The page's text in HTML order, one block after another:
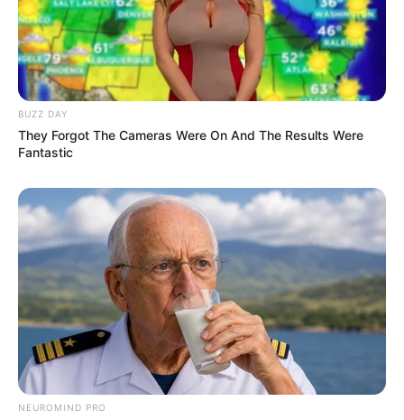
Men 45+ Are Trying This To Perform Better
MEDVI
BUZZ DAY
They Forgot The Cameras Were On And The Results Were
Fantastic
NEUROMIND PRO